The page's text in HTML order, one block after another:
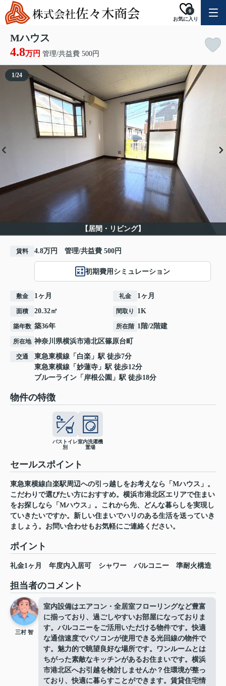
お気に入り
0
Mハウス
4.8万円 管理/共益費 500円
【居間・リビング】
1/24
賃料 4.8万円 管理/共益費 500円
初期費用シミュレーション
敷金 1ヶ月 礼金 1ヶ月
面積 20.32㎡ 間取り 1K
築年数 築36年 所在階 1階/2階建
所在地 神奈川県横浜市港北区篠原台町
交通 東急東横線 「 白楽 」駅 徒歩7分
東急東横線 「 妙蓮寺 」駅 徒歩12分
ブルーライン 「 岸根公園 」駅 徒歩18分
物件の特徴
バストイレ
別
室内洗濯機
置場
セールスポイント
東急東横線白楽駅周辺への引っ越しをお考えなら「Mハウス」。
こだわりで選びたい方におすすめ。横浜市港北区エリアで住まい
をお探しなら「Mハウス」。これから先、どんな暮らしを実現し
ていきたいですか。新しい住まいでハリのある生活を送っていき
ましょう。お問い合わせもお気軽にご連絡ください。
ポイント
礼金1ヶ月 年度内入居可 シャワー バルコニー 準耐火構造
担当者のコメント
三村 智
室内設備はエアコン・全居室フローリングなど豊富
に揃っており、過ごしやすいお部屋になっておりま
す。バルコニーをご活用いただける物件です。快適
な通信速度でパソコンが使用できる光回線の物件で
す。魅力的で眺望良好な場所です。ワンルームとは
ちがった素敵なキッチンがあるお住まいです。横浜
市港北区へお引越を検討しませんか？住環境が整っ
ており、快適に暮らすことができます。賃貸住宅情